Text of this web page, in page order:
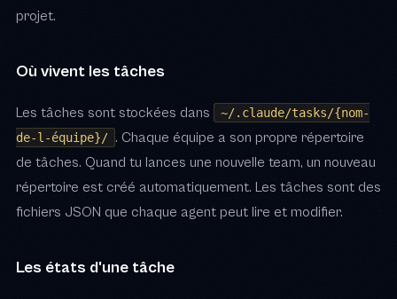
projet.
Où vivent les tâches
Les tâches sont stockées dans
~/.claude/tasks/{nom-
de-l-équipe}/ . Chaque équipe a son propre répertoire
de tâches. Quand tu lances une nouvelle team, un nouveau
répertoire est créé automatiquement. Les tâches sont des
fichiers JSON que chaque agent peut lire et modifier.
Les états d'une tâche